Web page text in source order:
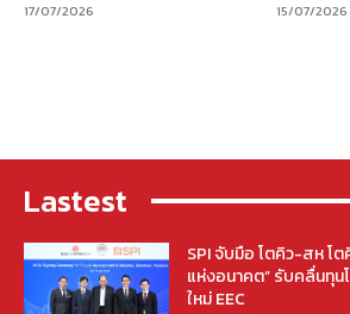
17/07/2026 15/07/2026
Lastest
SPI จับมือ โตคิว-สห โต
แห่งอนาคต” รับคลื่นทุ
ใหม่ EEC